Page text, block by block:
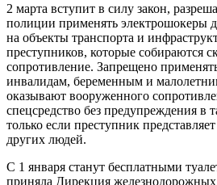
2 марта вступит в силу закон,
полиции применять электрошокеры
на объекты транспорта и
преступников, которые собираются
сопротивление. Запрещено
инвалидам, беременным и
оказывают вооруженного
спецсредство без предупреждения в
только если преступник
других людей.
С 1 января станут бесплатными
приняла Дирекция железнодорожных